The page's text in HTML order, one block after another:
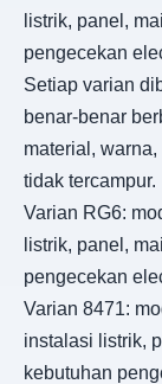
listrik, panel,
pengecekan
Setiap varian
benar-benar
material,
tidak tercampur.
Varian RG6:
listrik, panel,
pengecekan
Varian 8471:
instalasi listrik,
kebutuhan